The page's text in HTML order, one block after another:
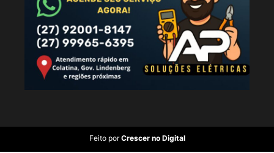
Feito por Crescer no Digital